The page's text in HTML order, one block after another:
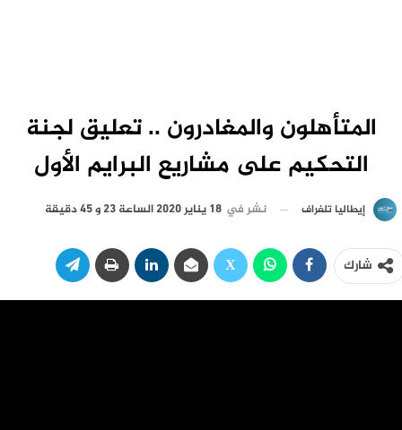
المتأهلون والمغادرون .. تعليق لجنة
التحكيم على مشاريع البرايم الأول
إيطاليا تلغراف نشر في 18 يناير 2020 الساعة 23 و 45 دقيقة
شارك